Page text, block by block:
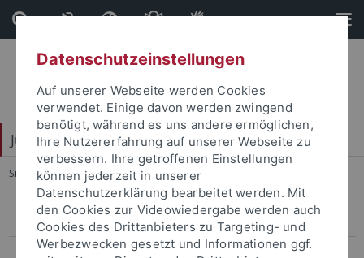
Direkt
zum
Inhalt
Direkt
zur
Fußleiste
Juristische Fakultät
Sie sind hier: Startseite ... SS 2026
Lehrstühle Bürgerliches Recht
Lehrstühle Öffentliches Recht
Datenschutzeinstellungen
Auf unserer Webseite werden Cookies
verwendet. Einige davon werden zwingend
benötigt, während es uns andere ermöglichen,
Ihre Nutzererfahrung auf unserer Webseite zu
verbessern. Ihre getroffenen Einstellungen
können jederzeit in unserer
Datenschutzerklärung bearbeitet werden. Mit
den Cookies zur Videowiedergabe werden auch
Cookies des Drittanbieters zu Targeting- und
Werbezwecken gesetzt und Informationen ggf.